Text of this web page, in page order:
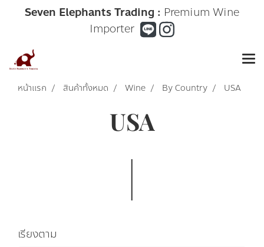
Seven Elephants Trading : Premium Wine
Importer
หน้าแรก สินค้าทั้งหมด Wine By Country USA
USA
เรียงตาม